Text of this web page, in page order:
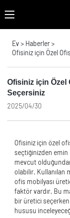
Ev > Haberler>
Ofisiniz için Özel
Ofisiniz için Özel
Seçersiniz
2025/04/30
Ofisiniz için özel
seçtiğinizden emin
mevcut
olabilir. Kullanılan
ofis mobilyası
faktör vardır. Bu
bir üretici seçerken
hususu